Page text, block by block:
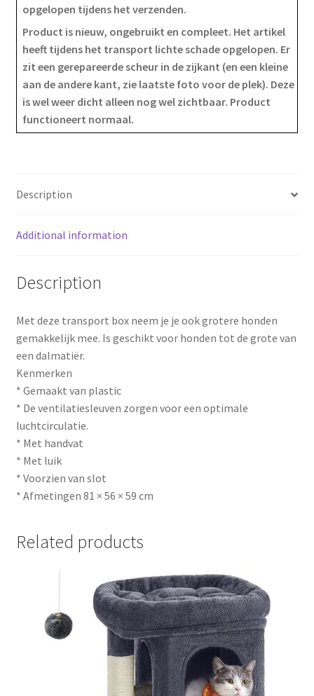
c
e
b
o
o
n
t
e
r
e
a
r
e
opgelopen tijdens het verzenden.
Product is nieuw, ongebruikt en compleet. Het artikel
heeft tijdens het transport lichte schade opgelopen. Er
zit een gerepareerde scheur in de zijkant (en een kleine
aan de andere kant, zie laatste foto voor de plek). Deze
is wel weer dicht alleen nog wel zichtbaar. Product
functioneert normaal.
Description
Additional information
Description
Met deze transport box neem je je ook grotere honden
gemakkelijk mee. Is geschikt voor honden tot de grote van
een dalmatiër.
Kenmerken
* Gemaakt van plastic
* De ventilatiesleuven zorgen voor een optimale
luchtcirculatie.
* Met handvat
* Met luik
* Voorzien van slot
* Afmetingen 81 × 56 × 59 cm
Related products